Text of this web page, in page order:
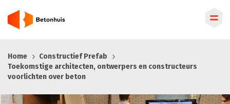
en
naar
inhoud
Home
Constructief Prefab
Toekomstige architecten, ontwerpers en constructeurs
voorlichten over beton